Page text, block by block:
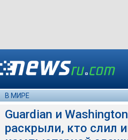
В МИРЕ
Guardian и
раскрыли, кто слил